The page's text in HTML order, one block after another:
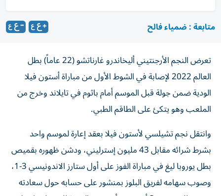
متابعة : ضمياء فالح
تعرض النجم الأرجنتيني أليخاندرو غارناتشو (22 عاماً) بطل
العالم 2022 لإصابة في الشوط الأول من مباراة أستون فيلا
الودية ضمن جولة قبل الموسم أمام باثوم في تايلاند وخرج من
الملعب وهو يتكئ على الطاقم الطبي.
وانتقل نجم تشيلسي لأستون فيلا بعقد إعارة لموسم واحد
بشرط شرائه مقابل 43 مليون إسترليني، ودشن ظهوره بقميص
بطل يوروبا ليغ في مباراة الفوز على أول ستارز الاندونيسي 3-1،
وصوب سهامه لفريق البلوز بمنشور على حسابه حول سعادته